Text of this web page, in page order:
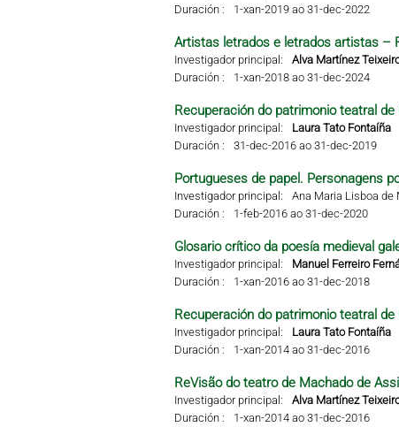
Duración :
1-xan-2019 ao 31-dec-2022
Artistas letrados e letrados artistas –
Investigador principal:
Alva Martínez
Duración :
1-xan-2018 ao 31-dec-2024
Recuperación do patrimonio teatral
Investigador principal:
Laura Tato Fontaíña
Duración :
31-dec-2016 ao 31-dec-2019
Portugueses de papel. Personagens
Investigador principal: Ana Maria Lisboa de
Duración :
1-feb-2016 ao 31-dec-2020
Glosario crítico da poesía medieval
Investigador principal:
Manuel Ferreiro
Duración :
1-xan-2016 ao 31-dec-2018
Recuperación do patrimonio teatral de
Investigador principal:
Laura Tato Fontaíña
Duración :
1-xan-2014 ao 31-dec-2016
ReVisão do teatro de Machado de
Investigador principal: Alva Martínez
Duración :
1-xan-2014 ao 31-dec-2016